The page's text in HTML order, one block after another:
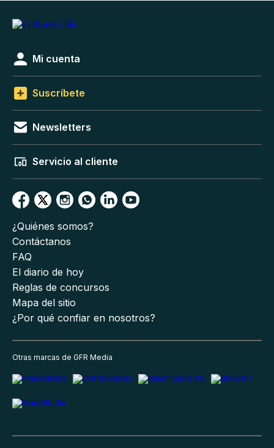
Mi cuenta
Suscríbete
Newsletters
Servicio al cliente
¿Quiénes somos?
Contáctanos
FAQ
El diario de hoy
Reglas de concursos
Mapa del sitio
¿Por qué confiar en nosotros?
Otras marcas de GFR Media